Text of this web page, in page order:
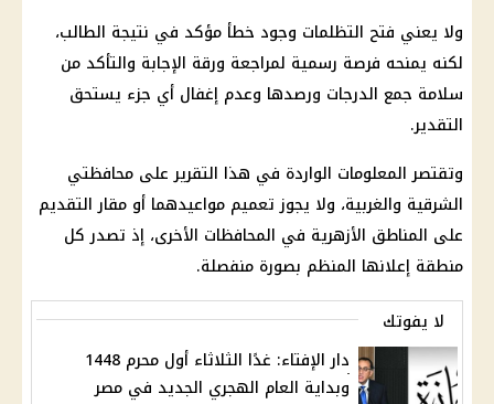
ولا يعني فتح التظلمات وجود خطأ مؤكد في نتيجة الطالب،
لكنه يمنحه فرصة رسمية لمراجعة ورقة الإجابة والتأكد من
سلامة جمع الدرجات ورصدها وعدم إغفال أي جزء يستحق
التقدير.
وتقتصر المعلومات الواردة في هذا التقرير على محافظتي
الشرقية والغربية، ولا يجوز تعميم مواعيدهما أو مقار التقديم
على المناطق الأزهرية في المحافظات الأخرى، إذ تصدر كل
منطقة إعلانها المنظم بصورة منفصلة.
لا يفوتك
دار الإفتاء: غدًا الثلاثاء أول محرم 1448
وبداية العام الهجري الجديد في مصر